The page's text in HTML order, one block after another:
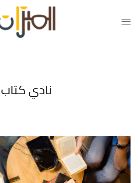
نادي كتاب